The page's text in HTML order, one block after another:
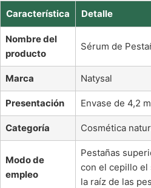
Característica Detalle
Nombre del
producto
Sérum de
Marca Natysal
Presentación Envase de 4,2
Categoría Cosmética
Modo de
empleo
Pestañas
con el cepillo el
la raíz de las